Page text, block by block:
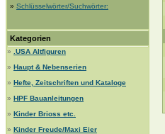
» Schlüsselwörter/Suchwörter:
Kategorien
»
.USA Altfiguren
» Haupt & Nebenserien
» Hefte, Zeitschriften und Kataloge
» HPF Bauanleitungen
» Kinder Brioss etc.
» Kinder Freude/Maxi Eier